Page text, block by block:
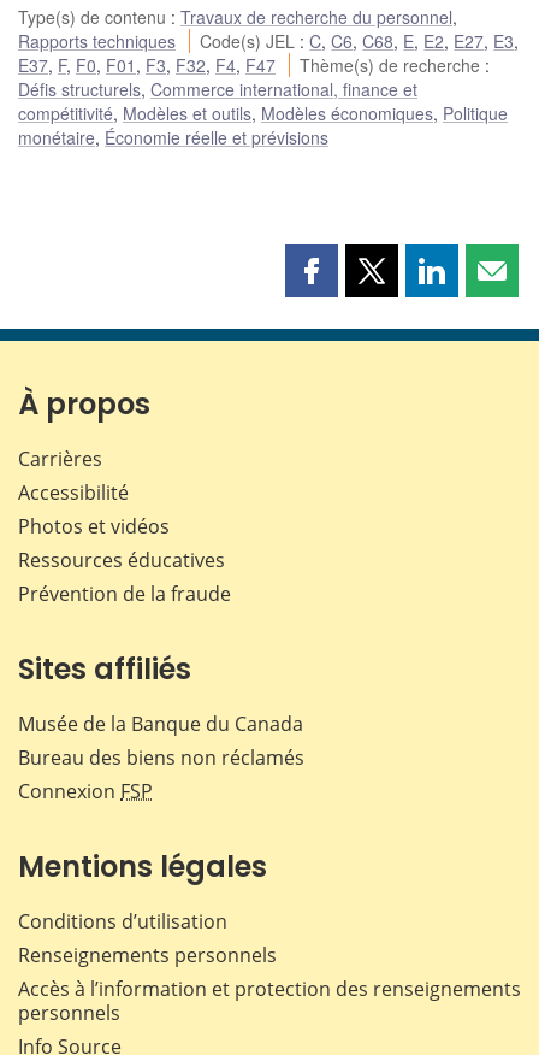
Type(s) de contenu : Travaux de recherche du personnel,
Rapports techniques
Code(s) JEL :C,C6,C68, E, E2, E27, E3,
E37, F, F0, F01 , F3, F32, F4, F47 Thème(s) de recherche :
Défis structurels, Commerce international, finance et
compétitivité, Modèles et outils, Modèles économiques, Politique
monétaire, Économie réelle et prévisions
Partager
page
Partager
page
Partager
page page
À propos
Carrières
Accessibilité
Photos et vidéos
Ressources éducatives
Prévention de la fraude
Sites affiliés
Musée de la Banque du Canada
Bureau des biens non réclamés
Connexion FSP
Mentions légales
Conditions d’utilisation
Renseignements personnels
Accès à l’information et protection des renseignements
personnels
Info Source